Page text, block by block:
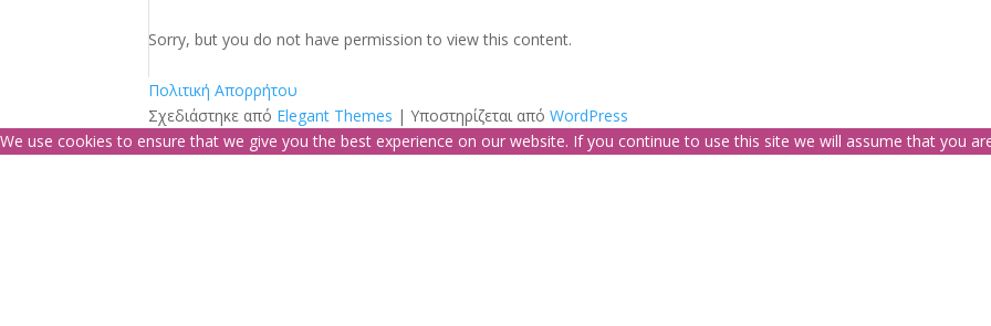
Sorry, but you do not have permission to view this content.
Πολιτική Απορρήτου
Σχεδιάστηκε από Elegant Themes | Υποστηρίζεται απόWordPress
We use cookies to ensure that we give you the best experience on our website. If you continue to use this site we will assume that you